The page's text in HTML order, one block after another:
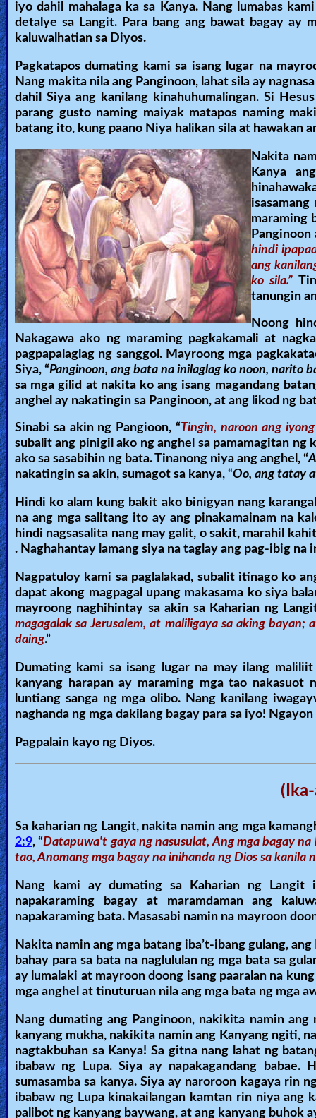
iyo dahil mahalaga ka sa Kanya. Nang lumabas
detalye sa Langit. Para bang ang bawat bagay ay
kaluwalhatian sa Diyos.
Pagkatapos dumating kami sa isang lugar na
Nang makita nila ang Panginoon, lahat sila ay
dahil Siya ang kanilang kinahuhumalingan. Si
parang gusto naming maiyak matapos naming
batang ito, kung paano Niya halikan sila at hawakan
Nakita
Kanya
maraming
Panginoon
hindi
ang
ko sila.”
tanungin
Noong
Nakagawa ako ng maraming pagkakamali at
pagpapalaglag ng sanggol. Mayroong mga
Siya, “Panginoon, ang bata na inilaglag ko noon, narito
sa mga gilid at nakita ko ang isang magandang
anghel ay nakatingin sa Panginoon, at ang likod ng
Sinabi sa akin ng Pangioon, “Tingin, naroon ang
subalit ang pinigil ako ng anghel sa pamamagitan
ako sa sasabihin ng bata. Tinanong niya ang anghel, “
nakatingin sa akin, sumagot sa kanya, “Oo, ang tatay
Hindi ko alam kung bakit ako binigyan nang
na ang mga salitang ito ay ang pinakamainam na
hindi nagsasalita nang may galit, o sakit, marahil
. Naghahantay lamang siya na taglay ang pag-ibig na
Nagpatuloy kami sa paglalakad, subalit itinago ko
dapat akong magpagal upang makasama ko siya
mayroong naghihintay sa akin sa Kaharian ng
magagalak sa Jerusalem, at maliligaya sa aking
daing.”
Dumating kami sa isang lugar na may ilang
kanyang harapan ay maraming mga tao
luntiang sanga ng mga olibo. Nang kanilang
naghanda ng mga dakilang bagay para sa iyo!
Pagpalain kayo ng Diyos.
Sa kaharian ng Langit, nakita namin ang mga
2:9, “Datapuwa't gaya ng nasusulat, Ang mga bagay
tao, Anomang mga bagay na inihanda ng Dios sa kanila
Nang kami ay dumating sa Kaharian ng Langit
napakaraming bagay at maramdaman ang
napakaraming bata. Masasabi namin na mayroon
Nakita namin ang mga batang iba’t-ibang gulang,
bahay para sa bata na naglululan ng mga bata sa
ay lumalaki at mayroon doong isang paaralan na
mga anghel at tinuturuan nila ang mga bata ng mga
Nang dumating ang Panginoon, nakikita namin
kanyang mukha, nakikita namin ang Kanyang ngiti,
nagtakbuhan sa Kanya! Sa gitna nang lahat ng
ibabaw ng Lupa. Siya ay napakagandang
sumasamba sa kanya. Siya ay naroroon kagaya rin
ibabaw ng Lupa kinakailangan kamtan rin niya ang
palibot ng kanyang baywang, at ang kanyang buhok